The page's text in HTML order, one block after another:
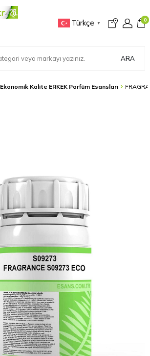
Türkçe ▼
0
ARA
Ekonomik Kalite ERKEK Parfüm Esansları